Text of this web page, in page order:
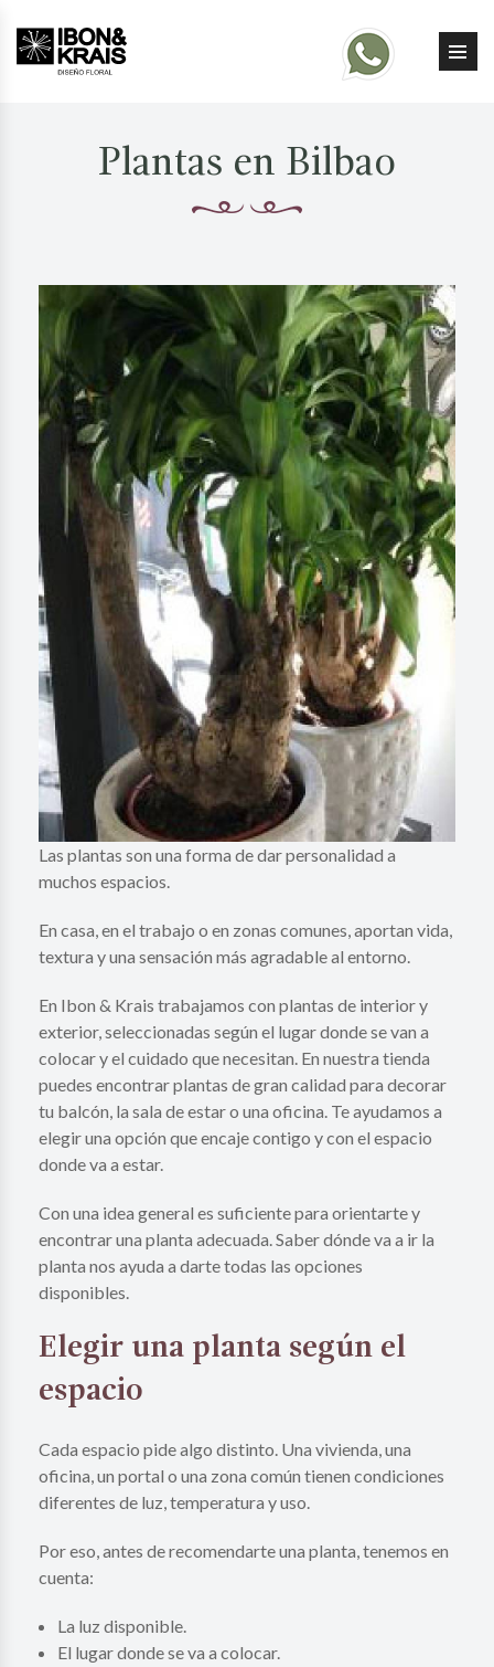
Plantas en Bilbao
Las plantas son una forma de dar personalidad a
muchos espacios.
En casa, en el trabajo o en zonas comunes, aportan vida,
textura y una sensación más agradable al entorno.
En Ibon & Krais trabajamos con plantas de interior y
exterior, seleccionadas según el lugar donde se van a
colocar y el cuidado que necesitan. En nuestra tienda
puedes encontrar plantas de gran calidad para decorar
tu balcón, la sala de estar o una oficina. Te ayudamos a
elegir una opción que encaje contigo y con el espacio
donde va a estar.
Con una idea general es suficiente para orientarte y
encontrar una planta adecuada. Saber dónde va a ir la
planta nos ayuda a darte todas las opciones
disponibles.
Elegir una planta según el
espacio
Cada espacio pide algo distinto. Una vivienda, una
oficina, un portal o una zona común tienen condiciones
diferentes de luz, temperatura y uso.
Por eso, antes de recomendarte una planta, tenemos en
cuenta:
La luz disponible.
El lugar donde se va a colocar.